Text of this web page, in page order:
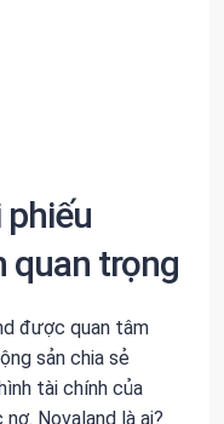
phiếu
quan trọng
được quan tâm
sản chia sẻ
tài chính của
Novaland là ai?